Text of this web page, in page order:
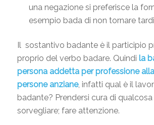
una negazione si preferisce la
esempio bada di non tornare
Il sostantivo badante è il participio
proprio del verbo badare. Quindi la
persona addetta per professione
persone anziane, infatti qual è il
badante? Prendersi cura di
sorvegliare; fare attenzione.